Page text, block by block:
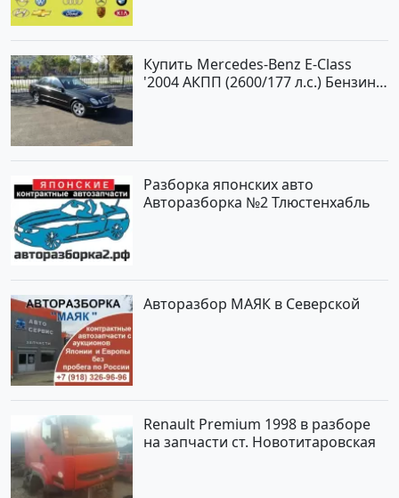
Купить Mercedes-Benz E-Class
'2004 АКПП (2600/177 л.с.) Бензин
Разборка японских авто
Авторазборка №2 Тлюстенхабль
Авторазбор МАЯК в Северской
Renault Premium 1998 в разборе
на запчасти ст. Новотитаровская